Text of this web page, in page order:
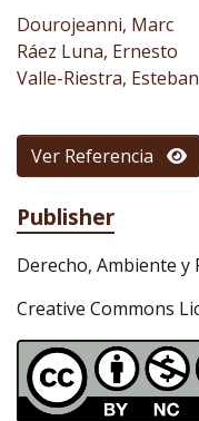
Dourojeanni, Marc
Ráez Luna, Ernesto
Valle-Riestra, Esteban
Ver Referencia
Publisher
Derecho, Ambiente y
Creative Commons